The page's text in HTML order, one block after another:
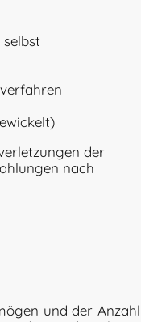
der
nach
und der Anzahl